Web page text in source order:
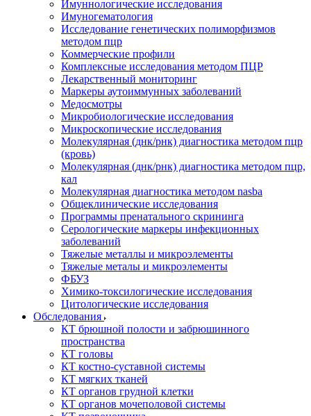
Имуннологические исследования
Имуногематология
Исследование генетических полиморфизмов
методом пцр
Коммерческие профили
Комплексные исследования методом ПЦР
Лекарственный мониторинг
Маркеры аутоиммунных заболеваний
Медосмотры
Микробиологические исследования
Микроскопические исследования
Молекулярная (днк/рнк) диагностика методом пцр
(кровь)
Молекулярная (днк/рнк) диагностика методом пцр,
кал
Молекулярная диагностика методом nasba
Общеклинические исследования
Программы пренатального скрининга
Серологические маркеры инфекционных
заболеваний
Тяжелые металлы и микроэлементы
Тяжелые металы и микроэлементы
ФБУЗ
Химико-токсилогические исследования
Цитологические исследования
Обследования
КТ брюшной полости и забрюшинного
пространства
КТ головы
КТ костно-суставной системы
КТ мягких тканей
КТ органов грудной клетки
КТ органов мочеполовой системы